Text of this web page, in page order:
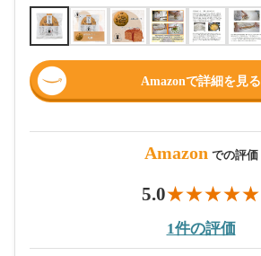
Amazonで詳細を見る
Amazon での評価
5.0
1件の評価